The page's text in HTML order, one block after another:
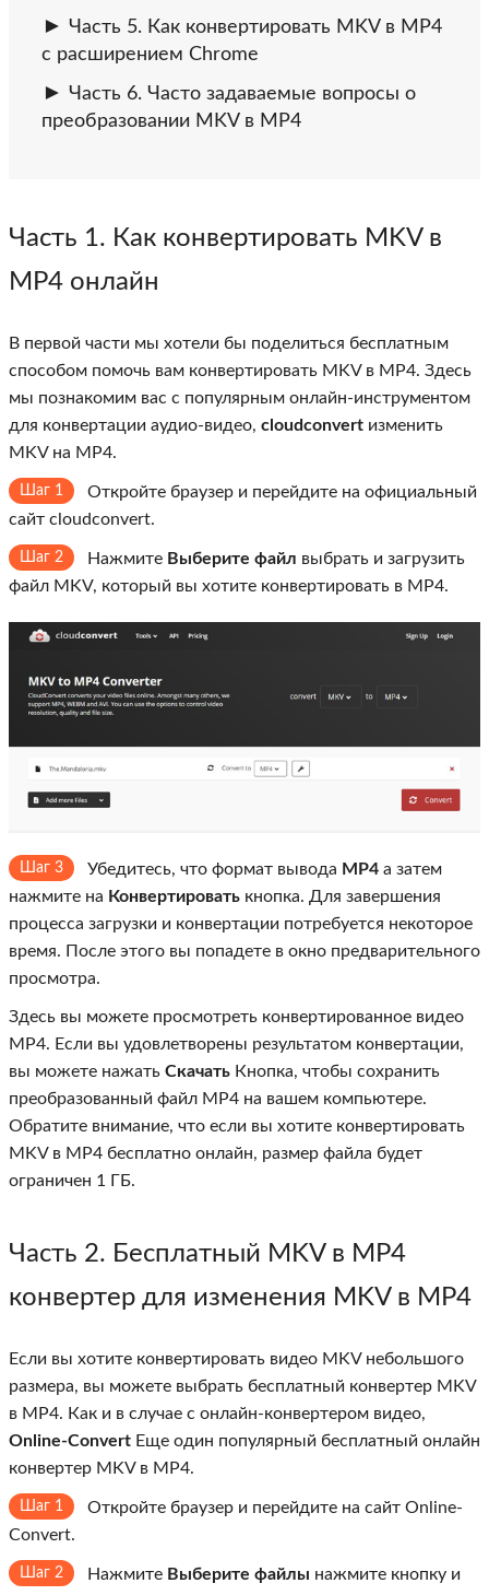
Часть 5. Как конвертировать MKV в MP4
с расширением Chrome
Часть 6. Часто задаваемые вопросы о
преобразовании MKV в MP4
Часть 1. Как конвертировать MKV в
MP4 онлайн
В первой части мы хотели бы поделиться бесплатным
способом помочь вам конвертировать MKV в MP4. Здесь
мы познакомим вас с популярным онлайн-инструментом
для конвертации аудио-видео, cloudconvert изменить
MKV на MP4.
Шаг 1
Откройте браузер и перейдите на официальный
сайт cloudconvert.
Шаг 2 Нажмите Выберите файл выбрать и загрузить
файл MKV, который вы хотите конвертировать в MP4.
Шаг 3 Убедитесь, что формат вывода MP4 а затем
нажмите на Конвертировать кнопка. Для завершения
процесса загрузки и конвертации потребуется некоторое
время. После этого вы попадете в окно предварительного
просмотра.
Здесь вы можете просмотреть конвертированное видео
MP4. Если вы удовлетворены результатом конвертации,
вы можете нажать Скачать Кнопка, чтобы сохранить
преобразованный файл MP4 на вашем компьютере.
Обратите внимание, что если вы хотите конвертировать
MKV в MP4 бесплатно онлайн, размер файла будет
ограничен 1 ГБ.
Часть 2. Бесплатный MKV в MP4
конвертер для изменения MKV в MP4
Если вы хотите конвертировать видео MKV небольшого
размера, вы можете выбрать бесплатный конвертер MKV
в MP4. Как и в случае с онлайн-конвертером видео,
Online-Convert Еще один популярный бесплатный онлайн
конвертер MKV в MP4.
Шаг 1
Откройте браузер и перейдите на сайт Online-
Convert.
Шаг 2 Нажмите Выберите файлы нажмите кнопку и